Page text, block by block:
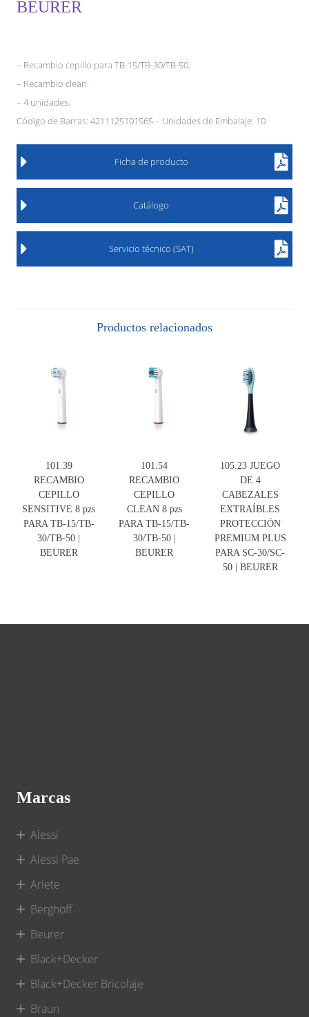
BEURER
– Recambio cepillo para TB-15/TB-30/TB-50.
– Recambio clean.
– 4 unidades.
Código de Barras: 4211125101565 – Unidades de Embalaje: 10
Ficha de producto
Catálogo
Servicio técnico (SAT)
Productos relacionados
101.39
RECAMBIO
CEPILLO
SENSITIVE 8 pzs
PARA TB-15/TB-
30/TB-50 |
BEURER
101.54
RECAMBIO
CEPILLO
CLEAN 8 pzs
PARA TB-15/TB-
30/TB-50 |
BEURER
105.23 JUEGO
DE 4
CABEZALES
EXTRAÍBLES
PROTECCIÓN
PREMIUM PLUS
PARA SC-30/SC-
50 | BEURER
Marcas
Alessi
Alessi Pae
Ariete
Berghoff
Beurer
Black+Decker
Black+Decker Bricolaje
Braun